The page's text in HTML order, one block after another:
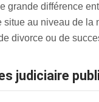
grande différence
situe au niveau de
divorce ou de
judiciaire